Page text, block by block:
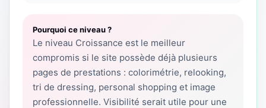
Pourquoi ce niveau ?
Le niveau Croissance est le meilleur
compromis si le site possède déjà plusieurs
pages de prestations : colorimétrie, relooking,
tri de dressing, personal shopping et image
professionnelle. Visibilité serait utile pour une